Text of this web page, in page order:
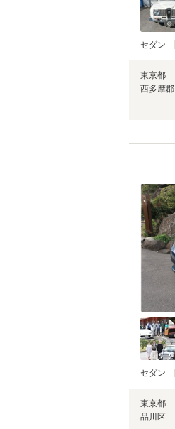
セダン
東京都
西多摩郡
セダン
東京都
品川区